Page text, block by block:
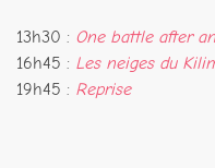
13h30 : One battle after
16h45 : Les neiges du
19h45 : Reprise